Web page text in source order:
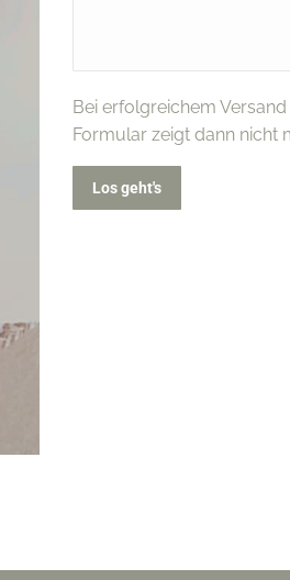
Bei erfolgreichem
Formular zeigt dann nicht